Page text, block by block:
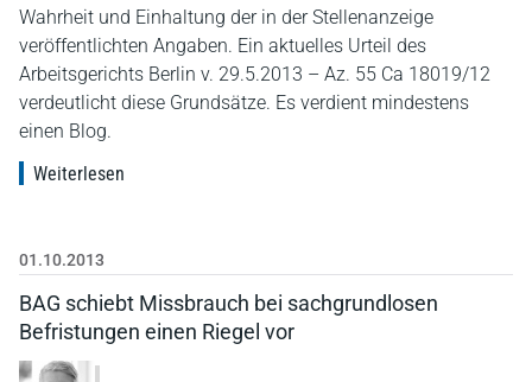
Wahrheit und Einhaltung der in der Stellenanzeige
veröffentlichten Angaben. Ein aktuelles Urteil des
Arbeitsgerichts Berlin v. 29.5.2013 – Az. 55 Ca 18019/12
verdeutlicht diese Grundsätze. Es verdient mindestens
einen Blog.
Weiterlesen
01.10.2013
BAG schiebt Missbrauch bei sachgrundlosen
Befristungen einen Riegel vor